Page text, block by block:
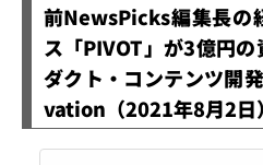
タイトルを新規出版〜
前NewsPicks編集長の
ス「PIVOT」が3億円
ダクト・コンテンツ開
vation（2021年8月2日